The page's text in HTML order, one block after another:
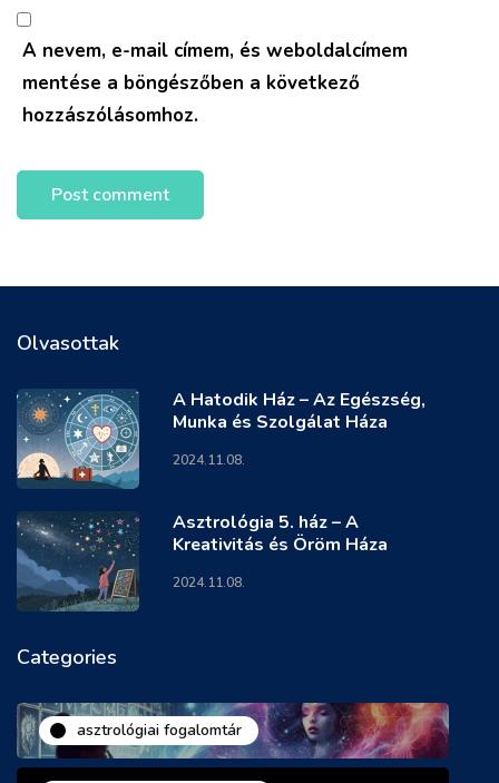
A nevem, e-mail címem, és weboldalcímem
mentése a böngészőben a következő
hozzászólásomhoz.
Olvasottak
A Hatodik Ház – Az Egészség,
Munka és Szolgálat Háza
2024.11.08.
Asztrológia 5. ház – A
Kreativitás és Öröm Háza
2024.11.08.
Categories
asztrológiai fogalomtár